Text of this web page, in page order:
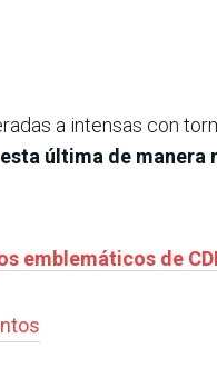
a intensas con
última de manera
emblemáticos de